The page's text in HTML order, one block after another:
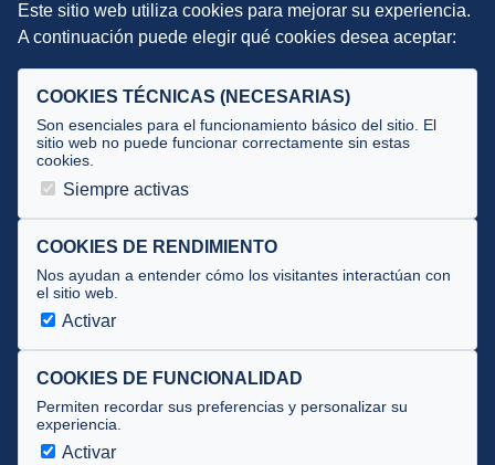
DIRECCIÓN TÉCNICA
Selecciones
Tecnificación
JUECES Y OFICIALES
Documentos
Cursos
Circulares oficiales
Convocatorias y Equipaciones
Av. José Atarés 101, semisótano. 50018 Zaragoza
Este sitio web utiliza cookies para mejorar su experiencia.
A continuación puede elegir qué cookies desea aceptar:
COOKIES TÉCNICAS (NECESARIAS)
Son esenciales para el funcionamiento básico del sitio. El
sitio web no puede funcionar correctamente sin estas
cookies.
Siempre activas
COOKIES DE RENDIMIENTO
Nos ayudan a entender cómo los visitantes interactúan con
el sitio web.
Activar
COOKIES DE FUNCIONALIDAD
Permiten recordar sus preferencias y personalizar su
experiencia.
Activar